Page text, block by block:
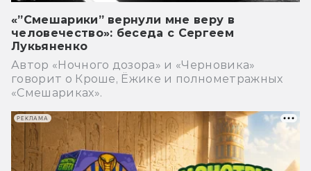
«”Смешарики” вернули мне веру в
человечество»: беседа с Сергеем
Лукьяненко
Автор «Ночного дозора» и «Черновика»
говорит о Кроше, Ёжике и полнометражных
«Смешариках».
РЕКЛАМА